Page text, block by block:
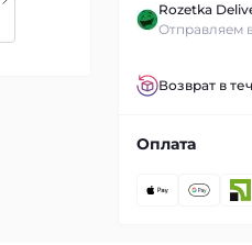
Rozetka
Отправляем
Возврат в
Оплата